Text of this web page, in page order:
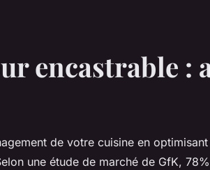
encastrable :
de votre cuisine en
une étude de marché de GfK,